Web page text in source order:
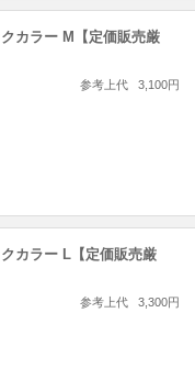
カラー M【定価販売厳
参考上代 3,100円
カラー L【定価販売厳
参考上代 3,300円